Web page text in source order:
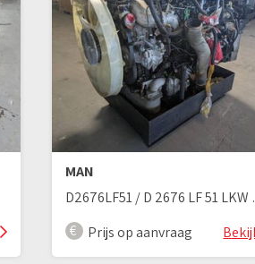
MAN
Prijs op aanvraag